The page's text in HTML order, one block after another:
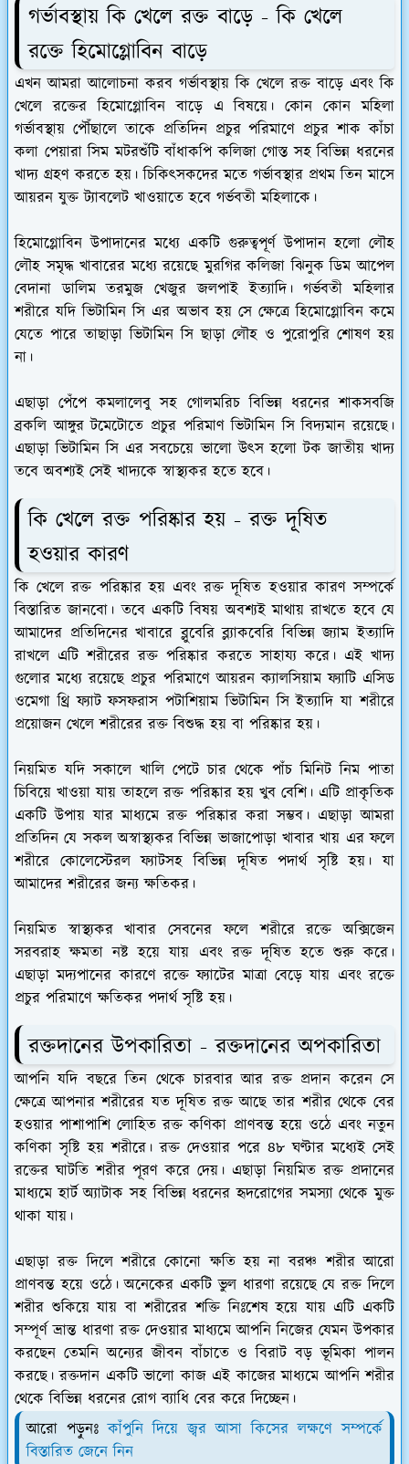
গর্ভাবস্থায় কি খেলে রক্ত বাড়ে - কি খেলে
রক্তে হিমোগ্লোবিন বাড়ে
এখন আমরা আলোচনা করব গর্ভাবস্থায় কি খেলে রক্ত বাড়ে এবং কি
খেলে রক্তের হিমোগ্লোবিন বাড়ে এ বিষয়ে। কোন কোন মহিলা
গর্ভাবস্থায় পৌঁছালে তাকে প্রতিদিন প্রচুর পরিমাণে প্রচুর শাক কাঁচা
কলা পেয়ারা সিম মটরশুঁটি বাঁধাকপি কলিজা গোস্ত সহ বিভিন্ন ধরনের
খাদ্য গ্রহণ করতে হয়। চিকিৎসকদের মতে গর্ভাবস্থার প্রথম তিন মাসে
আয়রন যুক্ত ট্যাবলেট খাওয়াতে হবে গর্ভবতী মহিলাকে।
হিমোগ্লোবিন উপাদানের মধ্যে একটি গুরুত্বপূর্ণ উপাদান হলো লৌহ
লৌহ সমৃদ্ধ খাবারের মধ্যে রয়েছে মুরগির কলিজা ঝিনুক ডিম আপেল
বেদানা ডালিম তরমুজ খেজুর জলপাই ইত্যাদি। গর্ভবতী মহিলার
শরীরে যদি ভিটামিন সি এর অভাব হয় সে ক্ষেত্রে হিমোগ্লোবিন কমে
যেতে পারে তাছাড়া ভিটামিন সি ছাড়া লৌহ ও পুরোপুরি শোষণ হয়
না।
এছাড়া পেঁপে কমলালেবু সহ গোলমরিচ বিভিন্ন ধরনের শাকসবজি
ব্রকলি আঙ্গুর টমেটোতে প্রচুর পরিমাণ ভিটামিন সি বিদ্যমান রয়েছে।
এছাড়া ভিটামিন সি এর সবচেয়ে ভালো উৎস হলো টক জাতীয় খাদ্য
তবে অবশ্যই সেই খাদ্যকে স্বাস্থ্যকর হতে হবে।
কি খেলে রক্ত পরিষ্কার হয় - রক্ত দূষিত
হওয়ার কারণ
কি খেলে রক্ত পরিষ্কার হয় এবং রক্ত দূষিত হওয়ার কারণ সম্পর্কে
বিস্তারিত জানবো। তবে একটি বিষয় অবশ্যই মাথায় রাখতে হবে যে
আমাদের প্রতিদিনের খাবারে ব্লুবেরি ব্ল্যাকবেরি বিভিন্ন জ্যাম ইত্যাদি
রাখলে এটি শরীরের রক্ত পরিষ্কার করতে সাহায্য করে। এই খাদ্য
গুলোর মধ্যে রয়েছে প্রচুর পরিমাণে আয়রন ক্যালসিয়াম ফ্যাটি এসিড
ওমেগা থ্রি ফ্যাট ফসফরাস পটাশিয়াম ভিটামিন সি ইত্যাদি যা শরীরে
প্রয়োজন খেলে শরীরের রক্ত বিশুদ্ধ হয় বা পরিষ্কার হয়।
নিয়মিত যদি সকালে খালি পেটে চার থেকে পাঁচ মিনিট নিম পাতা
চিবিয়ে খাওয়া যায় তাহলে রক্ত পরিষ্কার হয় খুব বেশি। এটি প্রাকৃতিক
একটি উপায় যার মাধ্যমে রক্ত পরিষ্কার করা সম্ভব। এছাড়া আমরা
প্রতিদিন যে সকল অস্বাস্থ্যকর বিভিন্ন ভাজাপোড়া খাবার খায় এর ফলে
শরীরে কোলেস্টেরল ফ্যাটসহ বিভিন্ন দূষিত পদার্থ সৃষ্টি হয়। যা
আমাদের শরীরের জন্য ক্ষতিকর।
নিয়মিত স্বাস্থ্যকর খাবার সেবনের ফলে শরীরে রক্তে অক্সিজেন
সরবরাহ ক্ষমতা নষ্ট হয়ে যায় এবং রক্ত দূষিত হতে শুরু করে।
এছাড়া মদ্যপানের কারণে রক্তে ফ্যাটের মাত্রা বেড়ে যায় এবং রক্তে
প্রচুর পরিমাণে ক্ষতিকর পদার্থ সৃষ্টি হয়।
রক্তদানের উপকারিতা - রক্তদানের অপকারিতা
আপনি যদি বছরে তিন থেকে চারবার আর রক্ত প্রদান করেন সে
ক্ষেত্রে আপনার শরীরের যত দূষিত রক্ত আছে তার শরীর থেকে বের
হওয়ার পাশাপাশি লোহিত রক্ত কণিকা প্রাণবন্ত হয়ে ওঠে এবং নতুন
কণিকা সৃষ্টি হয় শরীরে। রক্ত দেওয়ার পরে ৪৮ ঘণ্টার মধ্যেই সেই
রক্তের ঘাটতি শরীর পূরণ করে দেয়। এছাড়া নিয়মিত রক্ত প্রদানের
মাধ্যমে হার্ট অ্যাটাক সহ বিভিন্ন ধরনের হৃদরোগের সমস্যা থেকে মুক্ত
থাকা যায়।
এছাড়া রক্ত দিলে শরীরে কোনো ক্ষতি হয় না বরঞ্চ শরীর আরো
প্রাণবন্ত হয়ে ওঠে। অনেকের একটি ভুল ধারণা রয়েছে যে রক্ত দিলে
শরীর শুকিয়ে যায় বা শরীরের শক্তি নিঃশেষ হয়ে যায় এটি একটি
সম্পূর্ণ ভ্রান্ত ধারণা রক্ত দেওয়ার মাধ্যমে আপনি নিজের যেমন উপকার
করছেন তেমনি অন্যের জীবন বাঁচাতে ও বিরাট বড় ভূমিকা পালন
করছে। রক্তদান একটি ভালো কাজ এই কাজের মাধ্যমে আপনি শরীর
থেকে বিভিন্ন ধরনের রোগ ব্যাধি বের করে দিচ্ছেন।
আরো পড়ুনঃকাঁপুনি দিয়ে জ্বর আসা কিসের লক্ষণে সম্পর্কে
বিস্তারিত জেনে নিন